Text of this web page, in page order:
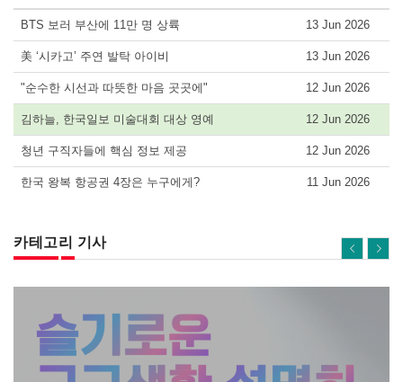
BTS 보러 부산에 11만 명 상륙 13 Jun 2026
美 ‘시카고’ 주연 발탁 아이비 13 Jun 2026
"순수한 시선과 따뜻한 마음 곳곳에" 12 Jun 2026
김하늘, 한국일보 미술대회 대상 영예 12 Jun 2026
청년 구직자들에 핵심 정보 제공 12 Jun 2026
한국 왕복 항공권 4장은 누구에게? 11 Jun 2026
카테고리 기사